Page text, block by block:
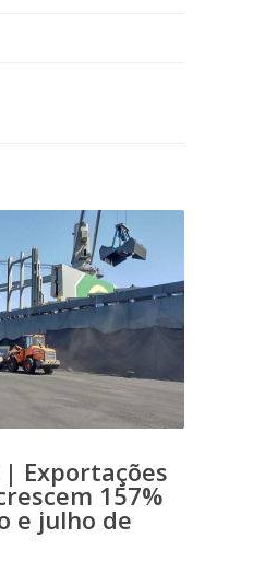
| Exportações
157%
e julho de